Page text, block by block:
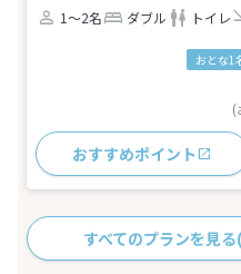
1～2名
ダブル トイレ
おとな1
(
おすすめポイント
すべてのプランを見る